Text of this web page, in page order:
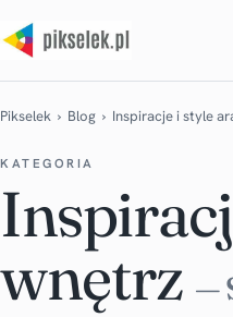
Pikselek › Blog › Inspiracje i style
KATEGORIA
wnętrz —